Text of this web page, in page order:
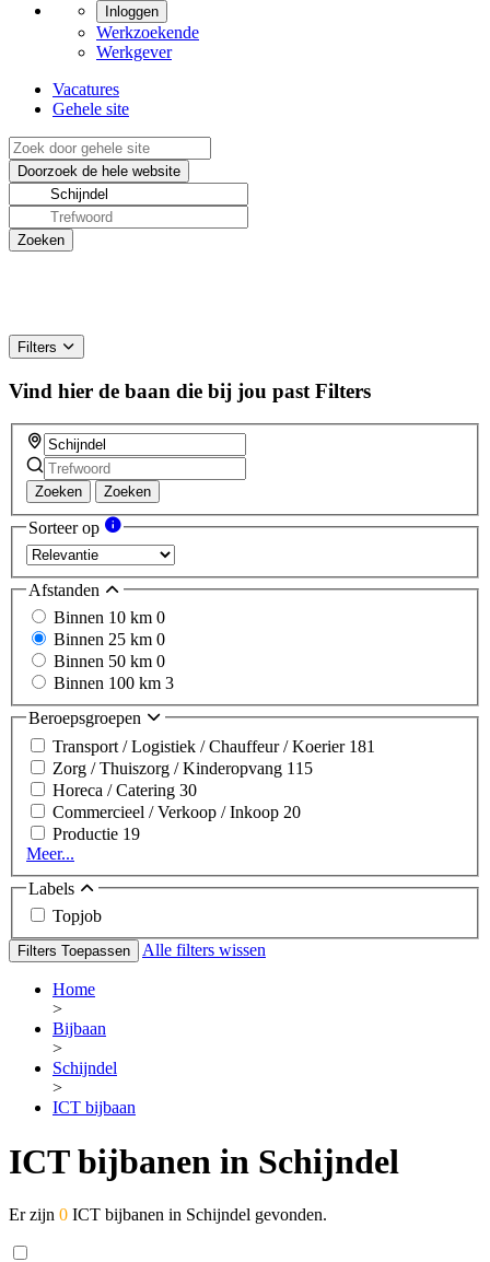
Inloggen
Werkzoekende
Werkgever
Vacatures
Gehele site
Filters
Vind hier de baan die bij jou past Filters
Zoeken Zoeken
Sorteer op
Afstanden
Binnen 10 km 0
Binnen 25 km 0
Binnen 50 km 0
Binnen 100 km 3
Beroepsgroepen
Transport / Logistiek / Chauffeur / Koerier 181
Zorg / Thuiszorg / Kinderopvang 115
Horeca / Catering 30
Commercieel / Verkoop / Inkoop 20
Productie 19
Meer...
Labels
Topjob
Filters Toepassen Alle filters wissen
Home
>
Bijbaan
>
Schijndel
>
ICT bijbaan
ICT bijbanen in Schijndel
Er zijn 0 ICT bijbanen in Schijndel gevonden.